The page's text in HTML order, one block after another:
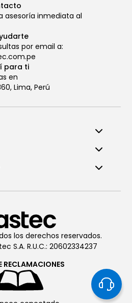
Lunes a Viernes de 8:00am
conVastec
Lunes a Viernes de 8:00am
6:00pm
asesoría inmediata al
por email a:
para ti
en
Lima, Perú
los derechos reservados.
S.A. R.U.C.: 20602334237
RECLAMACIONES